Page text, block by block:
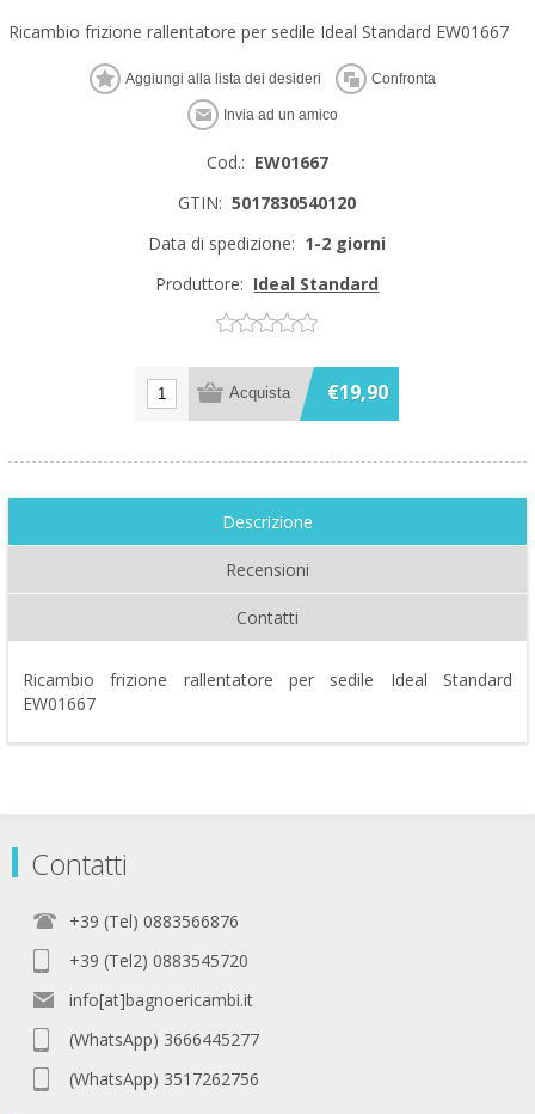
Ricambio frizione rallentatore per sedile Ideal Standard EW01667
Cod.: EW01667
GTIN: 5017830540120
Data di spedizione: 1-2 giorni
Produttore: Ideal Standard
€19,90
Descrizione
Recensioni
Contatti
Ricambio frizione rallentatore per sedile Ideal Standard
EW01667
Contatti
+39 (Tel) 0883566876
+39 (Tel2) 0883545720
info[at]bagnoericambi.it
(WhatsApp) 3666445277
(WhatsApp) 3517262756